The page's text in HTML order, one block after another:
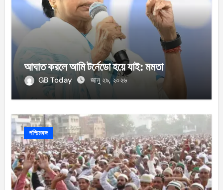
আঘাত করলে আমি টর্নেডো হয়ে যাই: মমতা
GB Today জানু ২৯, ২০২৬
পশ্চিমবঙ্গ